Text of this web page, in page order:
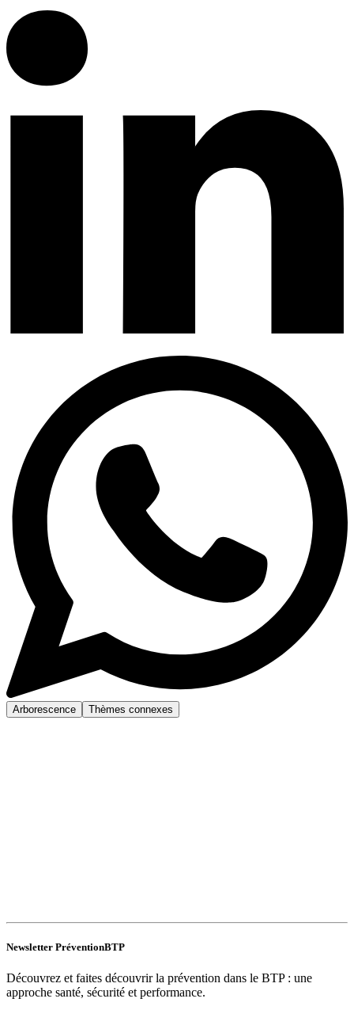
Arborescence Thèmes connexes
Newsletter PréventionBTP
Découvrez et faites découvrir la prévention dans le BTP : une
approche santé, sécurité et performance.